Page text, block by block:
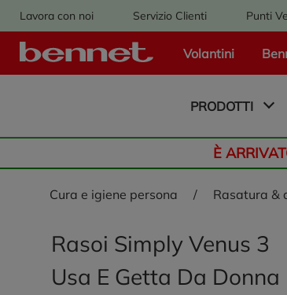
Lavora con noi Servizio Clienti Punti
Volantini
Logo Bennet - Torna alla
PRODOTTI
È
cura e igiene persona / rasatura &
Rasoi Simply Venus 3
Usa E Getta Da Donna